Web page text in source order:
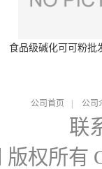
食品级碱化可可粉批
公司首页 公司
联
版权所有